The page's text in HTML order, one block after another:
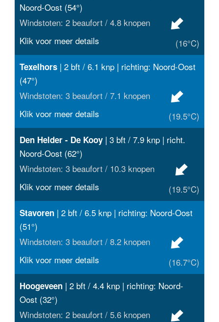
Noord-Oost (54°)
Windstoten: 2 beaufort / 4.8 knopen
(16°C)
Klik voor meer details
Texelhors | 2 bft / 6.1 knp | richting: Noord-Oost
(47°)
Windstoten: 3 beaufort / 7.1 knopen
(19.5°C)
Klik voor meer details
Den Helder - De Kooy | 3 bft / 7.9 knp | richt.
Noord-Oost (62°)
Windstoten: 3 beaufort / 10.3 knopen
(19.5°C)
Klik voor meer details
Stavoren | 2 bft / 6.5 knp | richting: Noord-Oost
(51°)
Windstoten: 3 beaufort / 8.2 knopen
(16.7°C)
Klik voor meer details
Hoogeveen | 2 bft / 4.4 knp | richting: Noord-
Oost (32°)
Windstoten: 2 beaufort / 5.6 knopen